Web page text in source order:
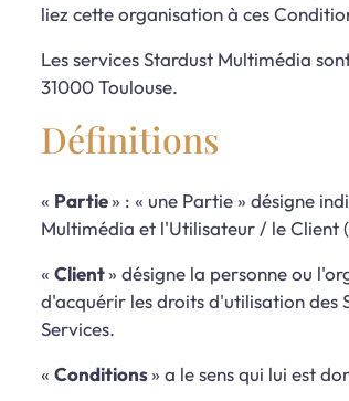
liez cette organisation à ces
Les services Stardust Multimédia
31000 Toulouse.
Définitions
« Partie» : « une Partie » désigne
Multimédia et l'Utilisateur / le Client
« Client» désigne la personne ou
d'acquérir les droits d'utilisation des
Services.
« Conditions» a le sens qui lui est